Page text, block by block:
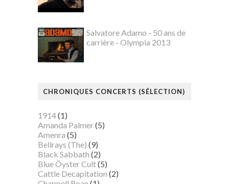
Salvatore Adamo - 50 ans de
carrière - Olympia 2013
CHRONIQUES CONCERTS (SÉLECTION)
1914(1)
Amanda Palmer(5)
Amenra (5)
Bellrays (The) (9)
Black Sabbath (2)
Blue Öyster Cult(5)
Cattle Decapitation (2)